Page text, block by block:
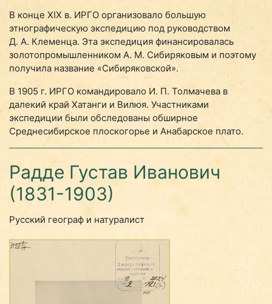
В конце XIX в. ИРГО организовало большую
этнографическую экспедицию под руководством
Д. А. Клеменца. Эта экспедиция финансировалась
золотопромышленником А. М. Сибиряковым и поэтому
получила название «Сибиряковской».
В 1905 г. ИРГО командировало И. П. Толмачева в
далекий край Хатанги и Вилюя. Участниками
экспедиции были обследованы обширное
Среднесибирское плоскогорье и Анабарское плато.
Радде Густав Иванович
(1831-1903)
Русский географ и натуралист